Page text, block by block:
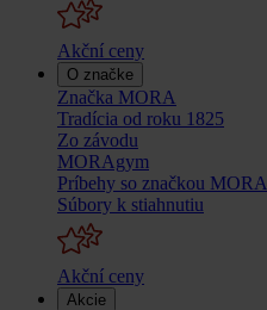
Akční ceny
O značke
Značka MORA
Tradícia od roku 1825
Zo závodu
MORAgym
Príbehy so značkou MORA
Súbory k stiahnutiu
Akční ceny
Akcie